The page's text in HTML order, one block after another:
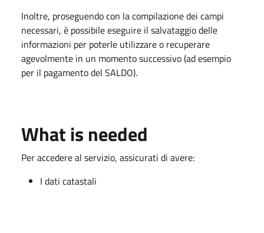
Inoltre, proseguendo con la compilazione dei campi
necessari, è possibile eseguire il salvataggio delle
informazioni per poterle utilizzare o recuperare
agevolmente in un momento successivo (ad esempio
per il pagamento del SALDO).
What is needed
Per accedere al servizio, assicurati di avere:
I dati catastali